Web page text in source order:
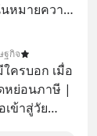
หมายความ
ฐกิจ
ครบอก เมื่อ
หย่อนภาษี |
เข้าสู่วัย